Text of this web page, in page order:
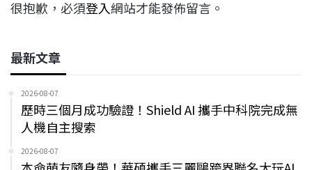
很抱歉，必須登入網站才能發佈留言。
最新文章
2026-08-07
歷時三個月成功驗證！Shield AI 攜手中科院完成無
人機自主搜索
2026-08-07